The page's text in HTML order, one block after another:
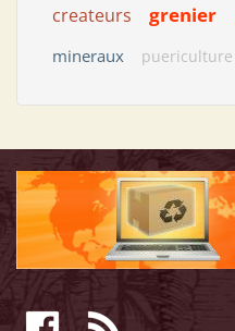
createurs grenier
mineraux
puericulture